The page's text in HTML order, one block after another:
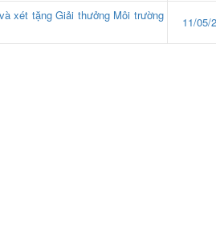
xét tặng Giải thưởng Môi trường
11/05/